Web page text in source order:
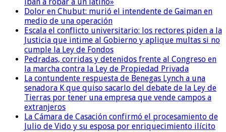
iban a robar a un latino»
Dolor en Chubut: murió el intendente de Gaiman en
medio de una operación
Escala el conflicto universitario: los rectores piden a la
Justicia que intime al Gobierno y aplique multas si no
cumple la Ley de Fondos
Pedradas, corridas y detenidos frente al Congreso en
la marcha contra la Ley de Propiedad Privada
La contundente respuesta de Benegas Lynch a una
senadora K que quiso sacarlo del debate de la Ley de
Tierras por tener una empresa que vende campos a
extranjeros
La Cámara de Casación confirmó el procesamiento de
Julio de Vido y su esposa por enriquecimiento ilícito